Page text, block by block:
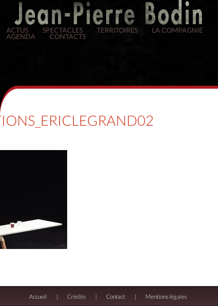
ACTUS SPECTACLES TERRITOIRES LA COMPAGNIE
AGENDA CONTACTS
Accueil Crédits Contact Mentions légales